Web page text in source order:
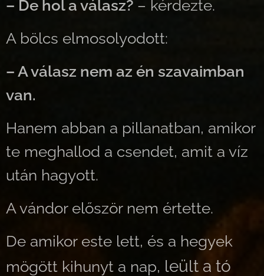
– De hol a válasz? – kérdezte.
A bölcs elmosolyodott:
– A válasz nem az én szavaimban
van.
Hanem abban a pillanatban, amikor
te meghallod a csendet, amit a víz
után hagyott.
A vándor először nem értette.
De amikor este lett, és a hegyek
mögött kihunyt a nap, leült a tó